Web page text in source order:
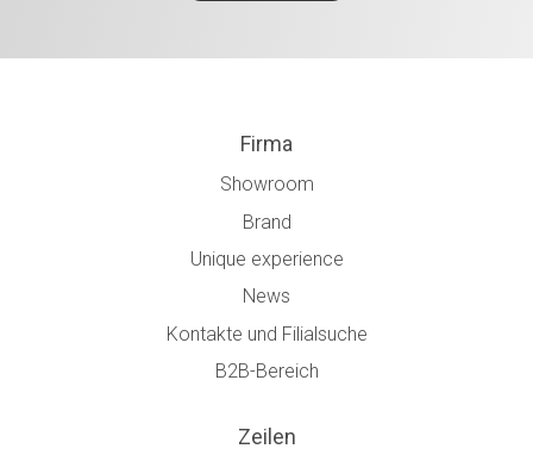
Firma
Showroom
Brand
Unique experience
News
Kontakte und Filialsuche
B2B-Bereich
Zeilen